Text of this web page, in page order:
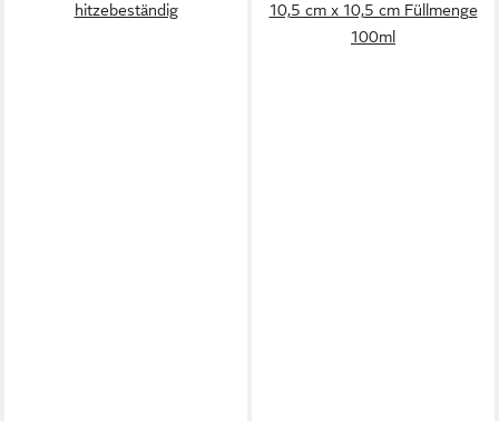
hitzebeständig
10,5 cm x 10,5 cm Füllmenge
100ml